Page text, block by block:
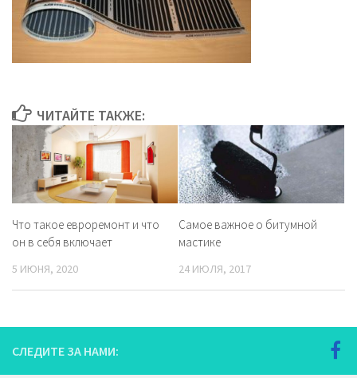
ЧИТАЙТЕ ТАКЖЕ:
Что такое евроремонт и что
он в себя включает
5 ИЮНЯ, 2020
Самое важное о битумной
мастике
24 ИЮЛЯ, 2017
СЛЕДИТЕ ЗА НАМИ: